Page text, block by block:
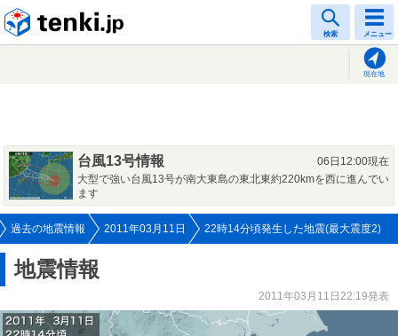
検索 メニュー
現在地
台風13号情報
06日12:00現在
大型で強い台風13号が南大東島の東北東約220kmを西に進んでい
ます
過去の地震情報 2011年03月11日 22時14分頃発生した地震(最大震度2)
地震情報
2011年03月11日22:19発表